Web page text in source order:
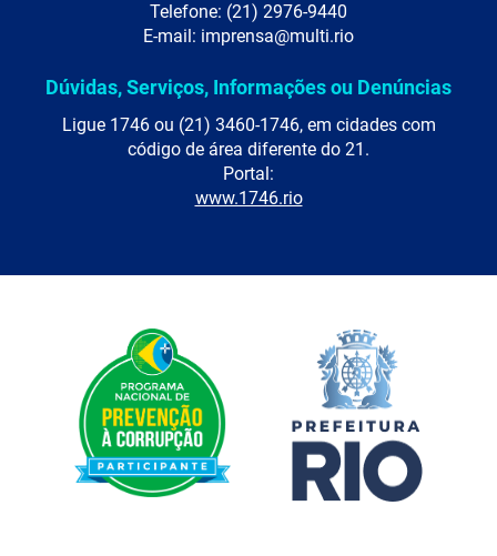
Telefone: (21) 2976-9440
E-mail: imprensa@multi.rio
Dúvidas, Serviços, Informações ou Denúncias
Ligue 1746 ou (21) 3460-1746, em cidades com
código de área diferente do 21.
Portal:
www.1746.rio